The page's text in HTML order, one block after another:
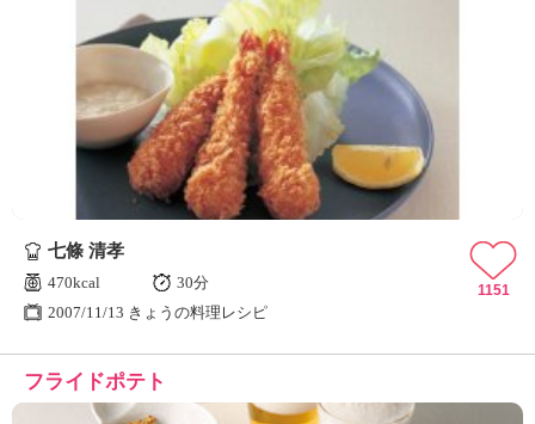
七條 清孝
470kcal
30分
2007/11/13 きょうの料理レシピ
1151
フライドポテト